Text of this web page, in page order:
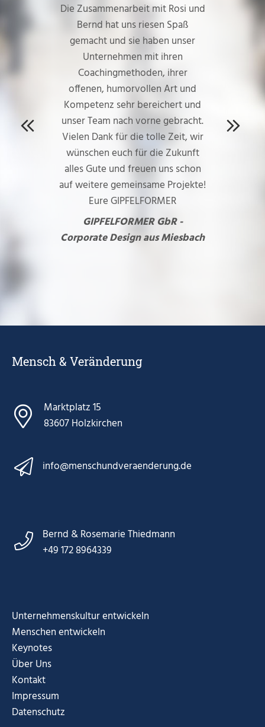
Die Zusammenarbeit mit Rosi und
Bernd hat uns riesen Spaß
gemacht und sie haben unser
Unternehmen mit ihren
Coachingmethoden, ihrer
offenen, humorvollen Art und
Kompetenz sehr bereichert und
unser Team nach vorne gebracht.
Vielen Dank für die tolle Zeit, wir
wünschen euch für die Zukunft
alles Gute und freuen uns schon
auf weitere gemeinsame Projekte!
Eure GIPFELFORMER
GIPFELFORMER GbR -
Corporate Design aus Miesbach
Mensch & Veränderung
Marktplatz 15
83607 Holzkirchen
info@menschundveraenderung.de
Bernd & Rosemarie Thiedmann
+49 172 8964339
Unternehmenskultur entwickeln
Menschen entwickeln
Keynotes
Über Uns
Kontakt
Impressum
Datenschutz